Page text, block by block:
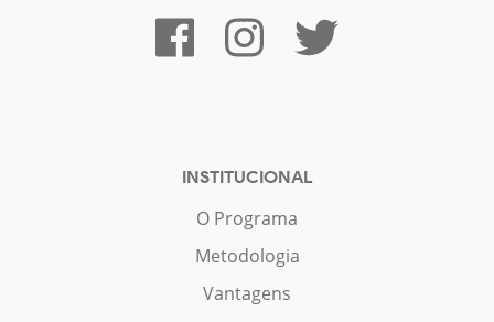
INSTITUCIONAL
O Programa
Metodologia
Vantagens